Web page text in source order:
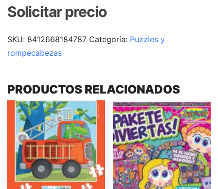
Solicitar precio
SKU: 8412668184787 Categoría: Puzzles y
rompecabezas
PRODUCTOS RELACIONADOS